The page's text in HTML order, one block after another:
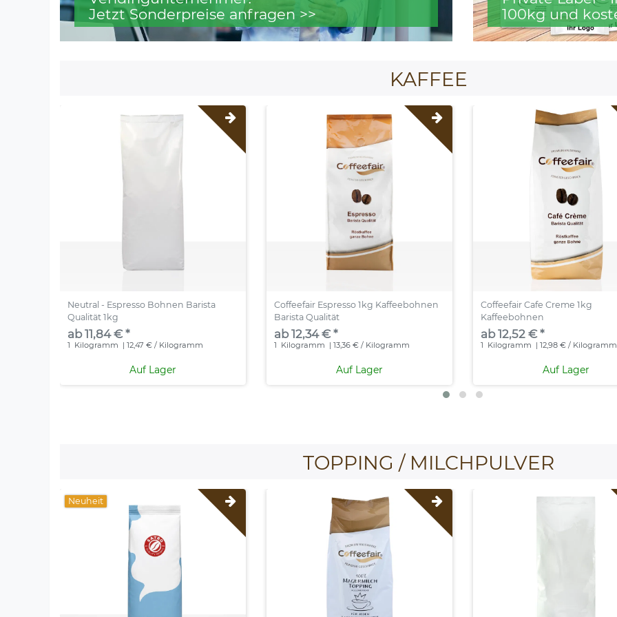
Jetzt Sonderpreise anfragen >>
100kg und
KAFFEE
Neutral - Espresso Bohnen Barista
Qualität 1kg
ab 11,84 € *
1 Kilogramm | 12,47 € / Kilogramm
Auf Lager
Coffeefair Espresso 1kg Kaffeebohnen
Barista Qualität
ab 12,34 € *
1 Kilogramm | 13,36 € / Kilogramm
Auf Lager
Coffeefair Cafe Creme 1kg
Kaffeebohnen
ab 12,52 € *
1 Kilogramm | 12,98 € / Kilogramm
Auf Lager
TOPPING / MILCHPULVER
Neuheit